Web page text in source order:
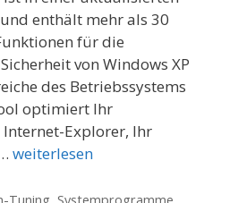
enthält mehr als 30
für die
von Windows XP
des Betriebssystems
optimiert Ihr
Internet-Explorer, Ihr
weiterlesen